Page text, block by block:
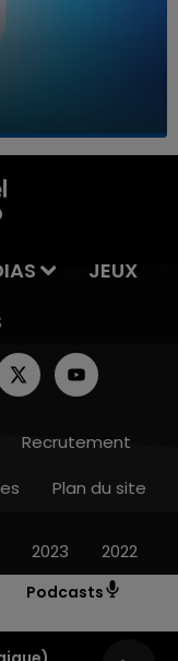
Podcasts
JEUX
Recrutement
Plan du site
2023 2022